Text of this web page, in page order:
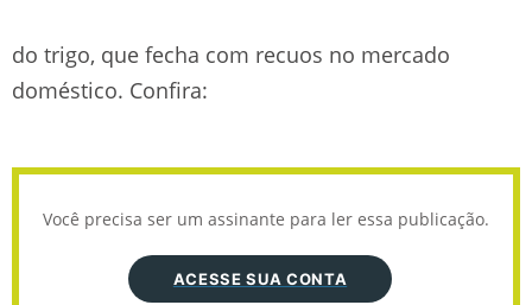
do trigo, que fecha com recuos no mercado
doméstico. Confira:
Você precisa ser um assinante para ler essa publicação.
ACESSE SUA CONTA